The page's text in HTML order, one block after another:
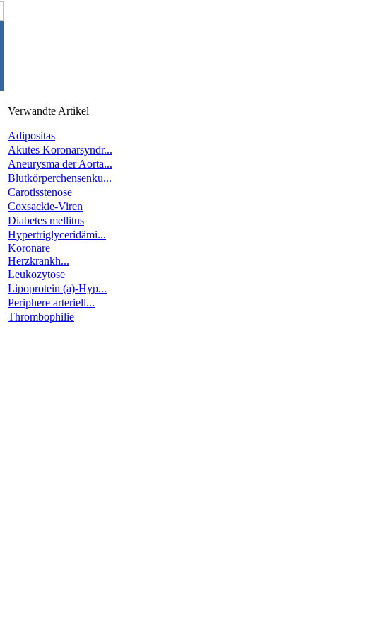
Verwandte Artikel
Adipositas
Akutes Koronarsyndr...
Aneurysma der Aorta...
Blutkörperchensenku...
Carotisstenose
Coxsackie-Viren
Diabetes mellitus
Hypertriglyceridämi...
Koronare
Herzkrankh...
Leukozytose
Lipoprotein (a)-Hyp...
Periphere arteriell...
Thrombophilie